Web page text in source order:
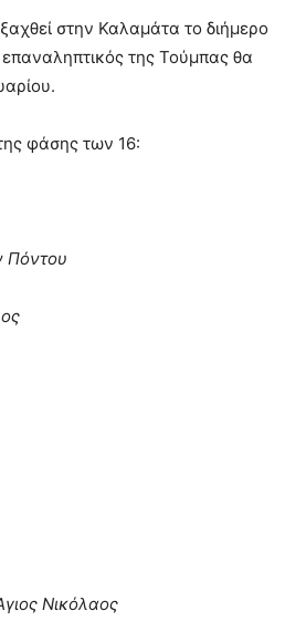
στην Καλαμάτα το διήμερο
της Τούμπας θα
φάσης των 16:
Πόντου
Νικόλαος